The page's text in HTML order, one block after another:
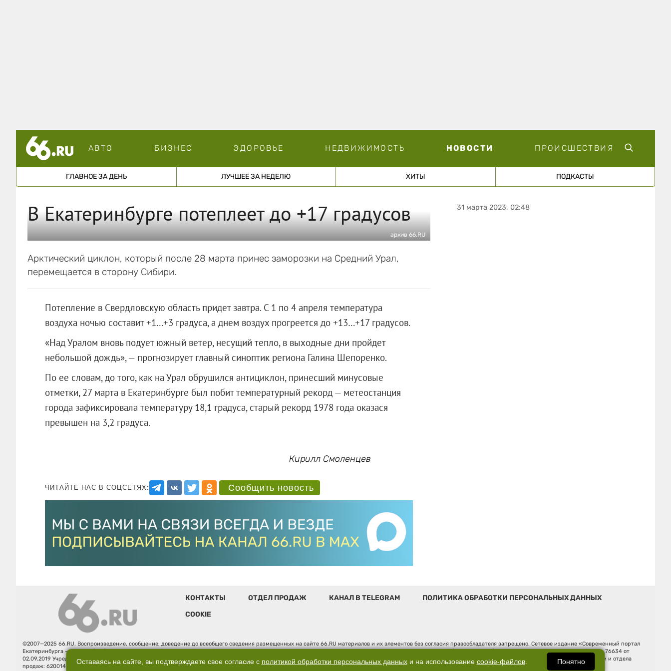
АВТО БИЗНЕС ЗДОРОВЬЕ НЕДВИЖИМОСТЬ НОВОСТИ ПРОИСШЕСТВИЯ
ГЛАВНОЕ ЗА ДЕНЬ ЛУЧШЕЕ ЗА НЕДЕЛЮ ХИТЫ ПОДКАСТЫ
В Екатеринбурге потеплеет до +17 градусов
архив 66.RU
Арктический циклон, который после 28 марта принес заморозки на Средний Урал,
перемещается в сторону Сибири.
Потепление в Свердловскую область придет завтра. С 1 по 4 апреля температура
воздуха ночью составит +1…+3 градуса, а днем воздух прогреется до +13…+17 градусов.
«Над Уралом вновь подует южный ветер, несущий тепло, в выходные дни пройдет
небольшой дождь», — прогнозирует главный синоптик региона Галина Шепоренко.
По ее словам, до того, как на Урал обрушился антициклон, принесший минусовые
отметки, 27 марта в Екатеринбурге был побит температурный рекорд — метеостанция
города зафиксировала температуру 18,1 градуса, старый рекорд 1978 года оказася
превышен на 3,2 градуса.
Кирилл Смоленцев
ЧИТАЙТЕ НАС В СОЦСЕТЯХ: Сообщить новость
31 марта 2023, 02:48
КОНТАКТЫ ОТДЕЛ ПРОДАЖ КАНАЛ В TELEGRAM
ПОЛИТИКА ОБРАБОТКИ ПЕРСОНАЛЬНЫХ ДАННЫХ
COOKIE
©2007—2025 66.RU. Воспроизведение, сообщение, доведение до всеобщего сведения размещенных на сайте 66.RU материалов и их элементов без согласия правообладателя запрещено. Сетевое издание «Современный портал
Екатеринбурга — «66.ru» (18+) зарегистрировано Федеральной службой по надзору в сфере связи, информационных технологий и массовых коммуникаций (Роскомнадзор). Регистрационный номер ЭЛ № ФС 77 - 76634 от
02.09.2019 Учредитель: Общество с ограниченной ответственностью "66.ру". Юридический адрес: 620014, Свердловская обл., г. Екатеринбург, ул. Бориса Ельцина, строение 3, оф. 7015 Фактический адрес редакции и отдела
продаж: 620014, Свердловская обл., г. Екатеринбург, ул. Бориса Ельцина, д. 3, оф. 7015, +7 (343) 288-50-66 info@news.66.ru Главный редактор: Шлыков Д.В.
Оставаясь на сайте, вы подтверждаете свое согласие с политикой обработки персональных данныхи на использование cookie-файлов. Понятно